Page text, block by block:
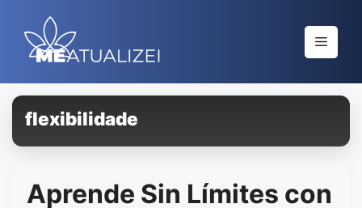
contenido
Menú
flexibilidade
Aprende Sin Límites con